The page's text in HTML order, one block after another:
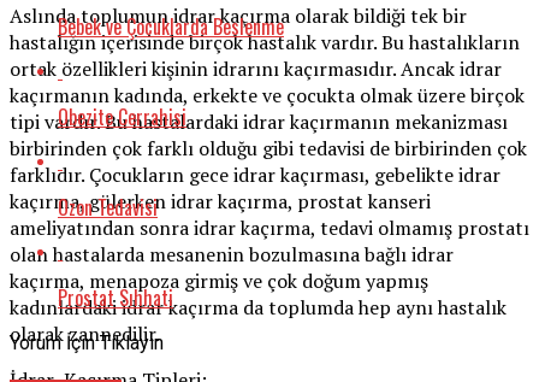
Aslında toplumun idrar kaçırma olarak bildiği tek bir
hastalığın içerisinde birçok hastalık vardır. Bu hastalıkların
ortak özellikleri kişinin idrarını kaçırmasıdır. Ancak idrar
kaçırmanın kadında, erkekte ve çocukta olmak üzere birçok
tipi vardır. Bu hastalardaki idrar kaçırmanın mekanizması
birbirinden çok farklı olduğu gibi tedavisi de birbirinden çok
farklıdır. Çocukların gece idrar kaçırması, gebelikte idrar
kaçırma, gülerken idrar kaçırma, prostat kanseri
ameliyatından sonra idrar kaçırma, tedavi olmamış prostatı
olan hastalarda mesanenin bozulmasına bağlı idrar
kaçırma, menapoza girmiş ve çok doğum yapmış
kadınlardaki idrar kaçırma da toplumda hep aynı hastalık
olarak zannedilir.
Bebek ve Çocuklarda Beslenme
Obezite Cerrahisi
Ozon Tedavisi
Prostat Sıhhati
Yorum İçin Tıklayın